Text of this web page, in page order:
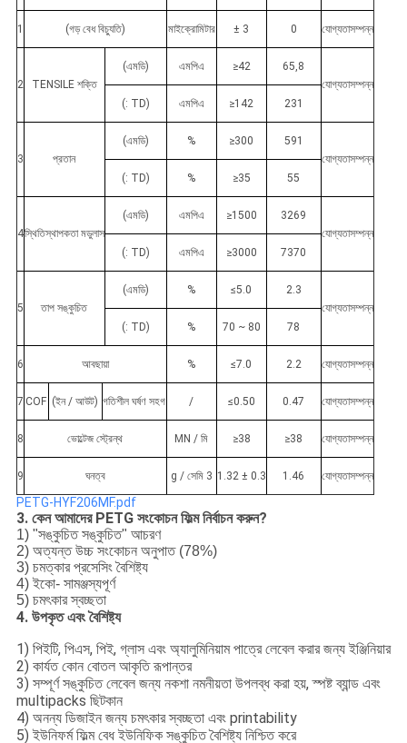
1 (গড় বেধ বিচ্যুতি) মাইক্রোমিটার ± 3 0 যোগ্যতাসম্পন্ন
2 TENSILE শক্তি
(এমডি) এমপিএ ≥42
65,8
যোগ্যতাসম্পন্ন
(: TD)
এমপিএ ≥142 231
3 প্রতান
(এমডি) % ≥300
591
যোগ্যতাসম্পন্ন
(: TD)
% ≥35 55
4স্থিতিস্থাপকতা মডুলাস
(এমডি) এমপিএ ≥1500
3269
যোগ্যতাসম্পন্ন
(: TD)
এমপিএ ≥3000 7370
5 তাপ সঙ্কুচিত
(এমডি) % ≤5.0
2.3
যোগ্যতাসম্পন্ন
(: TD)
% 70 ~ 80 78
6 আবছায়া % ≤7.0 2.2 যোগ্যতাসম্পন্ন
7 COF (ইন / আউট) গতিশীল ঘর্ষণ সহগ / ≤0.50 0.47 যোগ্যতাসম্পন্ন
8 ভোল্টেজ স্ট্রেন্থ MN / মি ≥38 ≥38 যোগ্যতাসম্পন্ন
9 ঘনত্ব g / সেমি 3 1.32 ± 0.3 1.46 যোগ্যতাসম্পন্ন
PETG-HYF206MF.pdf
3. কেন আমাদের PETG সংকোচন ফিল্ম নির্বাচন করুন?
1) "সঙ্কুচিত সঙ্কুচিত" আচরণ
2) অত্যন্ত উচ্চ সংকোচন অনুপাত (78%)
3) চমত্কার প্রসেসিং বৈশিষ্ট্য
4) ইকো- সামঞ্জস্যপূর্ণ
5) চমৎকার স্বচ্ছতা
4. উপকৃত এবং বৈশিষ্ট্য
1) পিইটি, পিএস, পিই, গ্লাস এবং অ্যালুমিনিয়াম পাত্রে লেবেল করার জন্য ইঞ্জিনিয়ার
2) কার্যত কোন বোতল আকৃতি রূপান্তর
3) সম্পূর্ণ সঙ্কুচিত লেবেল জন্য নকশা নমনীয়তা উপলব্ধ করা হয়, স্পষ্ট ব্যান্ড এবং
multipacks ছিটকান
4) অনন্য ডিজাইন জন্য চমৎকার স্বচ্ছতা এবং printability
5) ইউনিফর্ম ফিল্ম বেধ ইউনিফিক সঙ্কুচিত বৈশিষ্ট্য নিশ্চিত করে